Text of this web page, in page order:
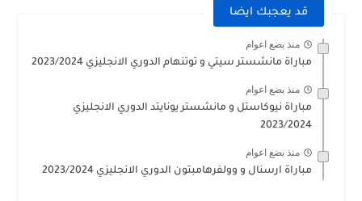
قد يعجبك ايضا
منذ بضع اعوام
مباراة مانشستر سيتي و توتنهام الدوري الانجليزي 2023/2024
منذ بضع اعوام
مباراة نيوكاستل و مانشستر يونايتد الدوري الانجليزي
2023/2024
منذ بضع اعوام
مباراة ارسنال و وولفرهامبتون الدوري الانجليزي 2023/2024